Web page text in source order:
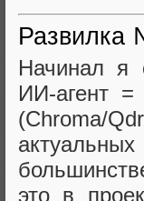
Развилка
Начинал я
ИИ-агент =
(Chroma/
это в